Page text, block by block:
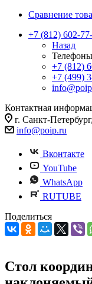
Сравнение
+7 (812) 602-
Назад
Телефоны
+7 (812)
+7 (499)
Контактная
г. Санкт-
info@poip.ru
Вконтакте
YouTube
WhatsApp
RUTUBE
Поделиться
Стол